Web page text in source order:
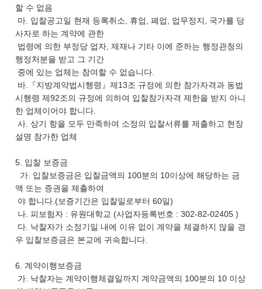
할 수 없음
마. 입찰공고일 현재 등록취소, 휴업, 폐업, 업무정지, 국가를 당
사자로 하는 계약에 관한
법령에 의한 부정당 업자, 제재나 기타 이에 준하는 행정관청의
행정처분을 받고 그 기간
중에 있는 업체는 참여할 수 없습니다.
바.『지방계약법시행령』제13조 규정에 의한 참가자격과 동법
시행령 제92조의 규정에 의하여 입찰참가자격 제한을 받지 아니
한 업체이어야 합니다.
사. 상기 항을 모두 만족하여 소정의 입찰서류를 제출하고 현장
설명 참가한 업체
5. 입찰 보증금
가. 입찰보증금은 입찰금액의 100분의 10이상에 해당하는 금
액 또는 증권을 제출하여
야 합니다.(보증기간은 입찰일로부터 60일)
나. 피보험자 : 유원대학교 (사업자등록번호 : 302-82-02405 )
다. 낙찰자가 소정기일 내에 이유 없이 계약을 체결하지 않을 경
우 입찰보증금은 본교에 귀속합니다.
6. 계약이행보증금
가. 낙찰자는 계약이행체결일까지 계약금액의 100분의 10 이상